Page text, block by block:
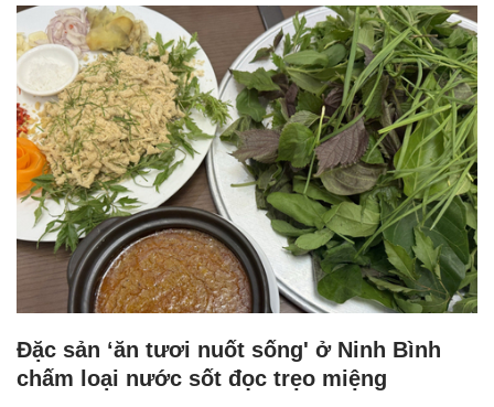
Đặc sản ‘ăn tươi nuốt sống' ở Ninh Bình
chấm loại nước sốt đọc trẹo miệng